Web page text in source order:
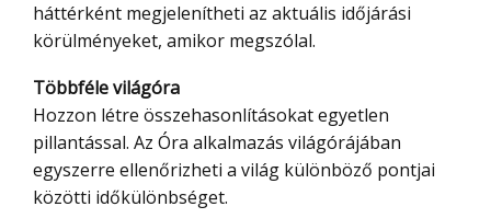
háttérként megjelenítheti az aktuális időjárási
körülményeket, amikor megszólal.
Többféle világóra
Hozzon létre összehasonlításokat egyetlen
pillantással. Az Óra alkalmazás világórájában
egyszerre ellenőrizheti a világ különböző pontjai
közötti időkülönbséget.